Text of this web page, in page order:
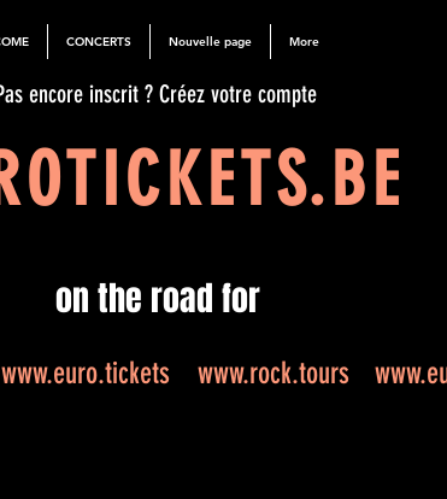
CONCERTS Nouvelle page More
encore inscrit ? Créez votre compte
on the road for
www.euro.tickets www.rock.tours